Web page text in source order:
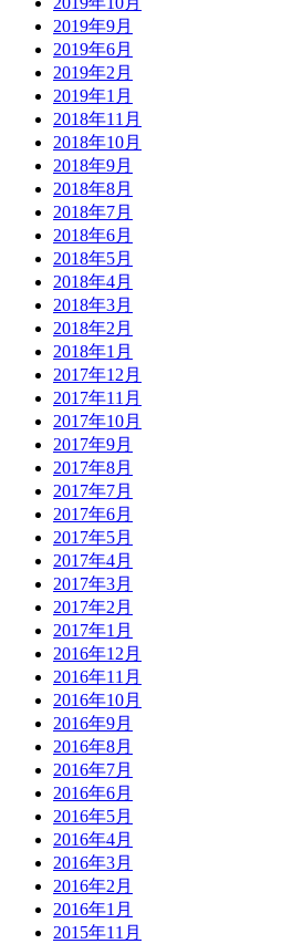
2019年9月
2019年6月
2019年2月
2019年1月
2018年11月
2018年10月
2018年9月
2018年8月
2018年7月
2018年6月
2018年5月
2018年4月
2018年3月
2018年2月
2018年1月
2017年12月
2017年11月
2017年10月
2017年9月
2017年8月
2017年7月
2017年6月
2017年5月
2017年4月
2017年3月
2017年2月
2017年1月
2016年12月
2016年11月
2016年10月
2016年9月
2016年8月
2016年7月
2016年6月
2016年5月
2016年4月
2016年3月
2016年2月
2016年1月
2015年11月